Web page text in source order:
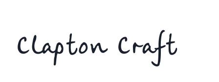
Clapton Craft